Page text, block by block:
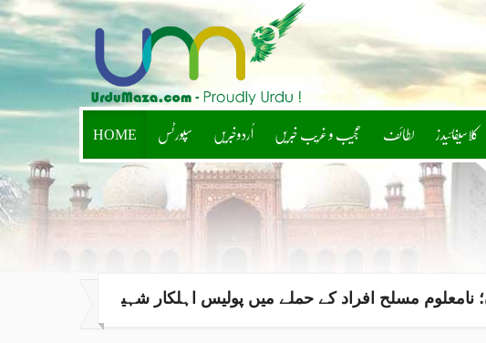
HOME سپورٹس اُردوخبریں عجیب و غریب خبریں لطائف کلاسیفائیدز